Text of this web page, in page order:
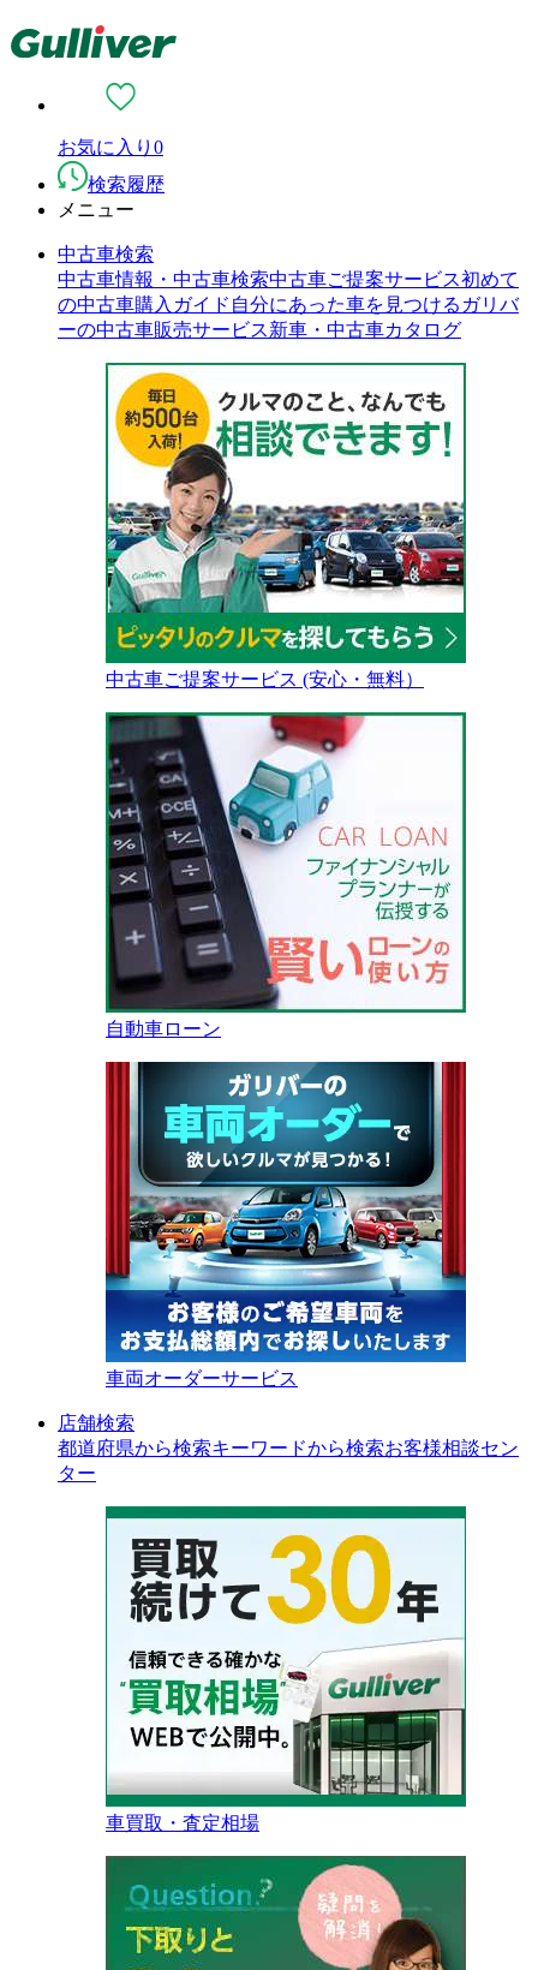
お気に入り 0
検索履歴
メニュー
中古車検索
中古車情報・中古車検索中古車ご提案サービス初めて
の中古車購入ガイド 自分にあった車を見つける ガリバ
ーの中古車販売サービス新車・中古車カタログ
中古車ご提案サービス (安心・無料）
自動車ローン
車両オーダーサービス
店舗検索
都道府県から検索キーワードから検索お客様相談セン
ター
車買取・査定相場